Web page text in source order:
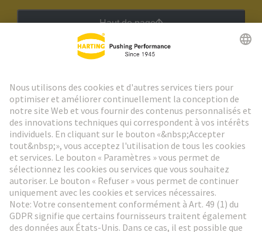
Haut de page
Aller à l'inscription
Social Media